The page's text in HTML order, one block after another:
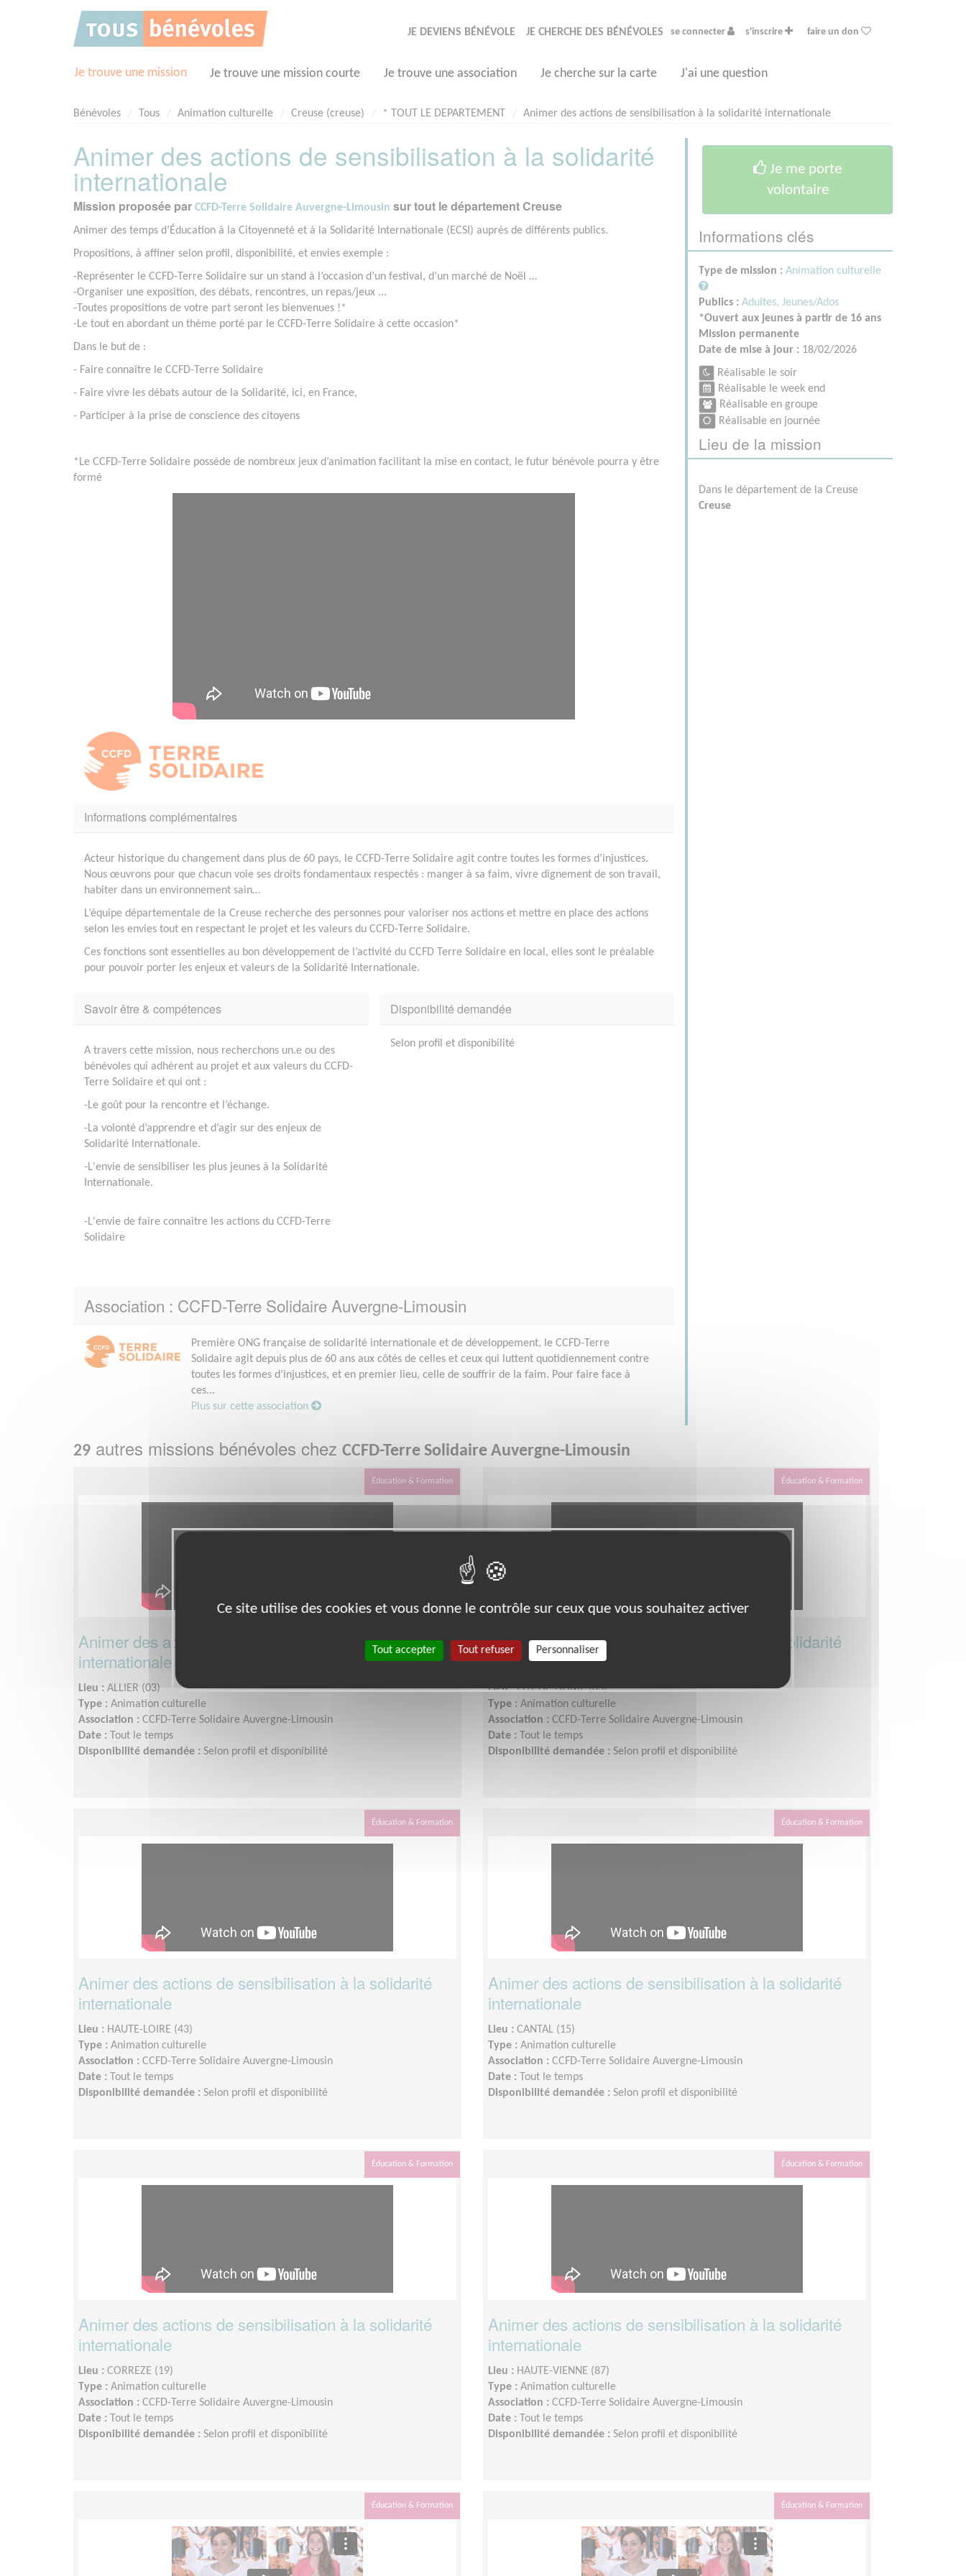
JE DEVIENS BÉNÉVOLE JE CHERCHE DES BÉNÉVOLES se connecter s'inscrire faire un don
Je trouve une mission Je trouve une mission courte Je trouve une association Je cherche sur la carte J'ai une question
Bénévoles Tous Animation culturelle Creuse (creuse) * TOUT LE DEPARTEMENT Animer des actions de sensibilisation à la solidarité internationale
Animer des actions de sensibilisation à la solidarité
internationale
Mission proposée par CCFD-Terre Solidaire Auvergne-Limousin sur tout le département Creuse
Animer des temps d’Éducation à la Citoyenneté et à la Solidarité Internationale (ECSI) auprès de différents publics.
Propositions, à affiner selon profil, disponibilité, et envies exemple :
-Représenter le CCFD-Terre Solidaire sur un stand à l’occasion d’un festival, d’un marché de Noël …
-Organiser une exposition, des débats, rencontres, un repas/jeux ...
-Toutes propositions de votre part seront les bienvenues !*
-Le tout en abordant un thème porté par le CCFD-Terre Solidaire à cette occasion*
Dans le but de :
- Faire connaître le CCFD-Terre Solidaire
- Faire vivre les débats autour de la Solidarité, ici, en France,
- Participer à la prise de conscience des citoyens
*Le CCFD-Terre Solidaire possède de nombreux jeux d’animation facilitant la mise en contact, le futur bénévole pourra y être
formé
Informations complémentaires
Acteur historique du changement dans plus de 60 pays, le CCFD-Terre Solidaire agit contre toutes les formes d’injustices.
Nous œuvrons pour que chacun voie ses droits fondamentaux respectés : manger à sa faim, vivre dignement de son travail,
habiter dans un environnement sain…
L’équipe départementale de la Creuse recherche des personnes pour valoriser nos actions et mettre en place des actions
selon les envies tout en respectant le projet et les valeurs du CCFD-Terre Solidaire.
Ces fonctions sont essentielles au bon développement de l’activité du CCFD Terre Solidaire en local, elles sont le préalable
pour pouvoir porter les enjeux et valeurs de la Solidarité Internationale.
Savoir être & compétences
A travers cette mission, nous recherchons un.e ou des
bénévoles qui adhèrent au projet et aux valeurs du CCFD-
Terre Solidaire et qui ont :
-Le goût pour la rencontre et l’échange.
-La volonté d’apprendre et d’agir sur des enjeux de
Solidarité Internationale.
-L'envie de sensibiliser les plus jeunes à la Solidarité
Internationale.
-L'envie de faire connaître les actions du CCFD-Terre
Solidaire
Disponibilité demandée
Selon profil et disponibilité
Association : CCFD-Terre Solidaire Auvergne-Limousin
Première ONG française de solidarité internationale et de développement, le CCFD-Terre
Solidaire agit depuis plus de 60 ans aux côtés de celles et ceux qui luttent quotidiennement contre
toutes les formes d’injustices, et en premier lieu, celle de souffrir de la faim. Pour faire face à
ces...
Plus sur cette association
Je me porte
volontaire
Informations clés
Type de mission : Animation culturelle
Publics : Adultes, Jeunes/Ados
*Ouvert aux jeunes à partir de 16 ans
Mission permanente
Date de mise à jour : 18/02/2026
Réalisable le soir
Réalisable le week end
Réalisable en groupe
Réalisable en journée
Lieu de la mission
Dans le département de la Creuse
Creuse
29 autres missions bénévoles chez CCFD-Terre Solidaire Auvergne-Limousin
Éducation & Formation
Animer des actions de sensibilisation à la solidarité
internationale
Lieu : ALLIER (03)
Type : Animation culturelle
Association : CCFD-Terre Solidaire Auvergne-Limousin
Date : Tout le temps
Disponibilité demandée : Selon profil et disponibilité
Éducation & Formation
Animer des actions de sensibilisation à la solidarité
internationale
Lieu :PUY-DE-DOME (63)
Type : Animation culturelle
Association : CCFD-Terre Solidaire Auvergne-Limousin
Date : Tout le temps
Disponibilité demandée : Selon profil et disponibilité
Éducation & Formation
Animer des actions de sensibilisation à la solidarité
internationale
Lieu : HAUTE-LOIRE (43)
Type : Animation culturelle
Association : CCFD-Terre Solidaire Auvergne-Limousin
Date : Tout le temps
Disponibilité demandée : Selon profil et disponibilité
Éducation & Formation
Animer des actions de sensibilisation à la solidarité
internationale
Lieu : CANTAL (15)
Type : Animation culturelle
Association : CCFD-Terre Solidaire Auvergne-Limousin
Date : Tout le temps
Disponibilité demandée : Selon profil et disponibilité
Éducation & Formation
Animer des actions de sensibilisation à la solidarité
internationale
Lieu : CORREZE (19)
Type : Animation culturelle
Association : CCFD-Terre Solidaire Auvergne-Limousin
Date : Tout le temps
Disponibilité demandée : Selon profil et disponibilité
Éducation & Formation
Animer des actions de sensibilisation à la solidarité
internationale
Lieu : HAUTE-VIENNE (87)
Type : Animation culturelle
Association : CCFD-Terre Solidaire Auvergne-Limousin
Date : Tout le temps
Disponibilité demandée : Selon profil et disponibilité
Éducation & Formation Éducation & Formation
Ce site utilise des cookies et vous donne le contrôle sur ceux que vous souhaitez activer
Tout accepter Tout refuser Personnaliser